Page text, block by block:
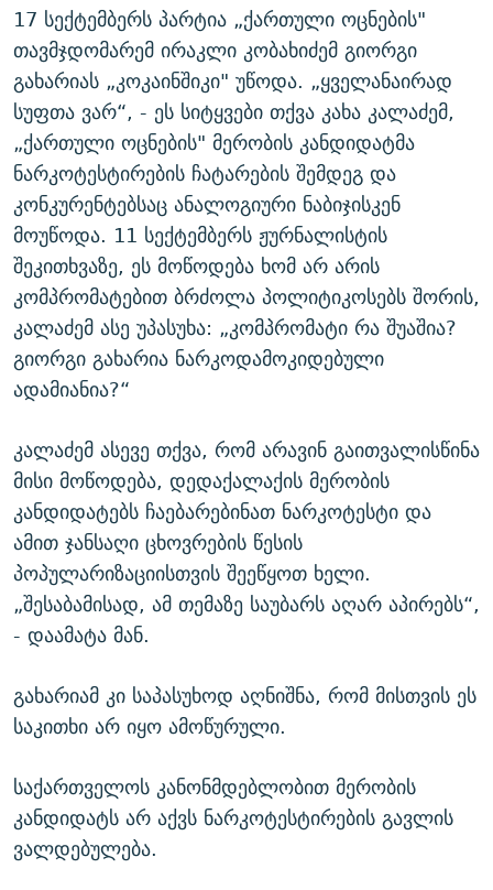
17 სექტემბერს პარტია „ქართული ოცნების"
თავმჯდომარემ ირაკლი კობახიძემ გიორგი
გახარიას „კოკაინშიკი" უწოდა. „ყველანაირად
სუფთა ვარ“, - ეს სიტყვები თქვა კახა კალაძემ,
„ქართული ოცნების" მერობის კანდიდატმა
ნარკოტესტირების ჩატარების შემდეგ და
კონკურენტებსაც ანალოგიური ნაბიჯისკენ
მოუწოდა. 11 სექტემბერს ჟურნალისტის
შეკითხვაზე, ეს მოწოდება ხომ არ არის
კომპრომატებით ბრძოლა პოლიტიკოსებს შორის,
კალაძემ ასე უპასუხა: „კომპრომატი რა შუაშია?
გიორგი გახარია ნარკოდამოკიდებული
ადამიანია?“
კალაძემ ასევე თქვა, რომ არავინ გაითვალისწინა
მისი მოწოდება, დედაქალაქის მერობის
კანდიდატებს ჩაებარებინათ ნარკოტესტი და
ამით ჯანსაღი ცხოვრების წესის
პოპულარიზაციისთვის შეეწყოთ ხელი.
„შესაბამისად, ამ თემაზე საუბარს აღარ აპირებს“,
- დაამატა მან.
გახარიამ კი საპასუხოდ აღნიშნა, რომ მისთვის ეს
საკითხი არ იყო ამოწურული.
საქართველოს კანონმდებლობით მერობის
კანდიდატს არ აქვს ნარკოტესტირების გავლის
ვალდებულება.